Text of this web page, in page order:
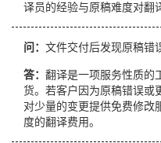
译员的经验与原稿难度对翻
问： 文件交付后发现原稿错
答： 翻译是一项服务性质的
货。若客户因为原稿错误或
对少量的变更提供免费修改
度的翻译费用。